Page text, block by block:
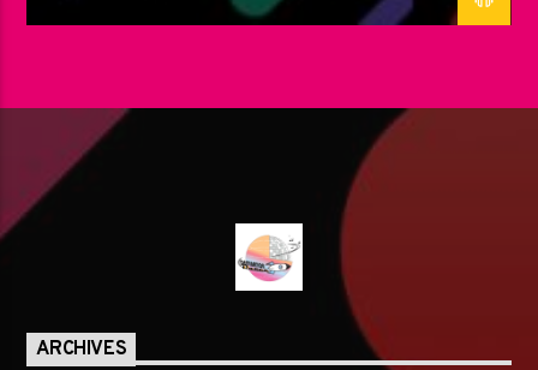
ARCHIVES